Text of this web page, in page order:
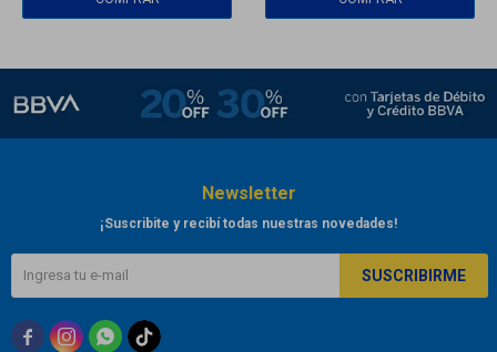
Newsletter
¡Suscribite y recibí todas nuestras novedades!
SUSCRIBIRME
  